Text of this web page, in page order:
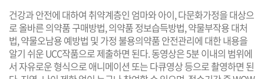
건강과 안전에 대하여 취약계층인 엄마와 아이, 다문화가정을 대상으
로 올바른 의약품 구매방법, 의약품 정보습득방법, 약물부작용 대처
법, 약물오남용 예방법 및 가정 불용의약품 안전관리에 대한 내용을
알기 쉬운 UCC작품으로 제출하면 된다. 동영상은 5분 이내의 범위에
서 자유로운 형식으로 애니메이션 또는 다큐영상 등으로 촬영하면 된